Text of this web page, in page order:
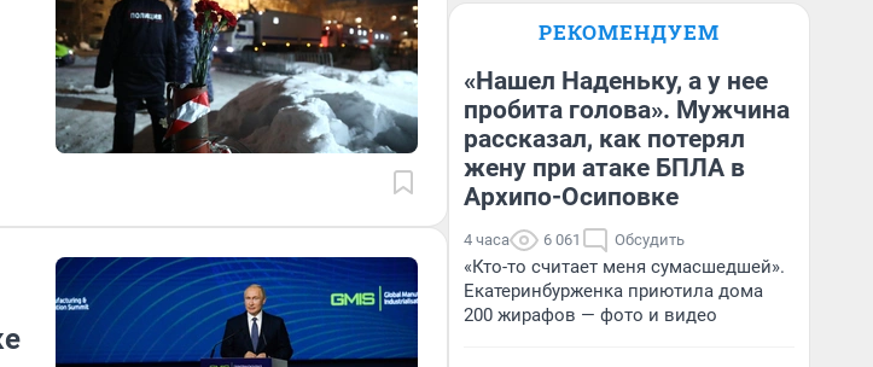
РЕКОМЕНДУЕМ
«Нашел Наденьку, а у нее
пробита голова». Мужчина
рассказал, как потерял
жену при атаке БПЛА в
Архипо-Осиповке
4 часа 6 061 Обсудить
«Кто-то считает меня сумасшедшей».
Екатеринбурженка приютила дома
200 жирафов — фото и видео